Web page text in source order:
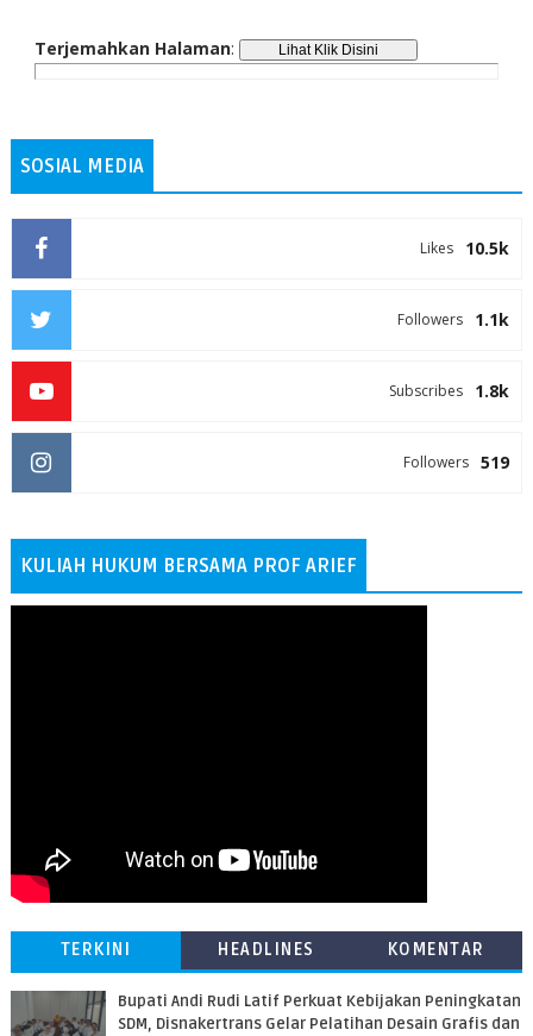
Terjemahkan Halaman:
SOSIAL MEDIA
10.5k
Likes
1.1k
Followers
1.8k
Subscribes
519
Followers
KULIAH HUKUM BERSAMA PROF ARIEF
TERKINI HEADLINES KOMENTAR
Bupati Andi Rudi Latif Perkuat Kebijakan Peningkatan
SDM, Disnakertrans Gelar Pelatihan Desain Grafis dan